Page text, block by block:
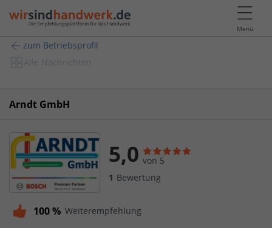
Menü
zum Betriebsprofil
Alle Nachrichten
Arndt GmbH
5,0 von 5
1 Bewertung
100 % Weiterempfehlung